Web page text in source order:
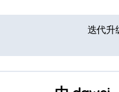
迭代升